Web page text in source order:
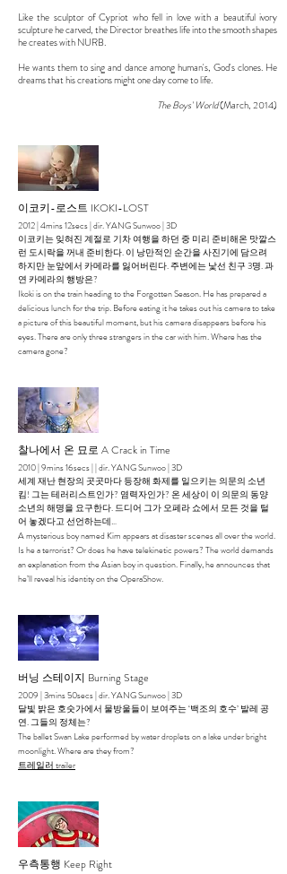
Like the sculptor of Cypriot who fell in love with a beautiful ivory
sculpture he carved,the Director breathes life into the smooth shapes
he creates with NURB.
He wants them to sing and dance among human's, God's clones. He
dreams that his creations might one day come to life.
The Boys' World(March, 2014)
이코키-로스트 IKOKI-LOST
2012 | 4mins 12secs | dir. YANG Sunwoo | 3D
이코키는 잊혀진 계절로 기차 여행을 하던 중 미리 준비해온 맛깔스
런 도시락을 꺼내 준비한다. 이 낭만적인 순간을 사진기에 담으려
하지만 눈앞에서 카메라를 잃어버린다. 주변에는 낯선 친구 3명. 과
연 카메라의 행방은?
Ikoki is on the train heading to the Forgotten Season. He has prepared a
delicious lunch for the trip. Before eating it he takes out his camera to take
a picture of this beautiful moment, but his camera disappears before his
eyes. There are only three strangers in the car with him. Where has the
camera gone?
찰나에서 온 묘로 A Crack in Time
2010 | 9mins 16secs | | dir. YANG Sunwoo | 3D
세계 재난 현장의 곳곳마다 등장해 화제를 일으키는 의문의 소년
킴! 그는 테러리스트인가? 염력자인가? 온 세상이 이 의문의 동양
소년의 해명을 요구한다. 드디어 그가 오페라 쇼에서 모든 것을 털
어 놓겠다고 선언하는데…
A mysterious boy named Kim appears at disaster scenes all over the world.
Is he a terrorist? Or does he have telekinetic powers? The world demands
an explanation from the Asian boy in question. Finally, he announces that
he’ll reveal his identity on the OperaShow.
버닝 스테이지 Burning Stage
2009 | 3mins 50secs | dir. YANG Sunwoo | 3D
달빛 밝은 호숫가에서 물방울들이 보여주는 ‘백조의 호수’ 발레 공
연. 그들의 정체는?
The ballet Swan Lake performed by water droplets on a lake under bright
moonlight. Where are they from?
트레일러 trailer
우측통행 Keep Right